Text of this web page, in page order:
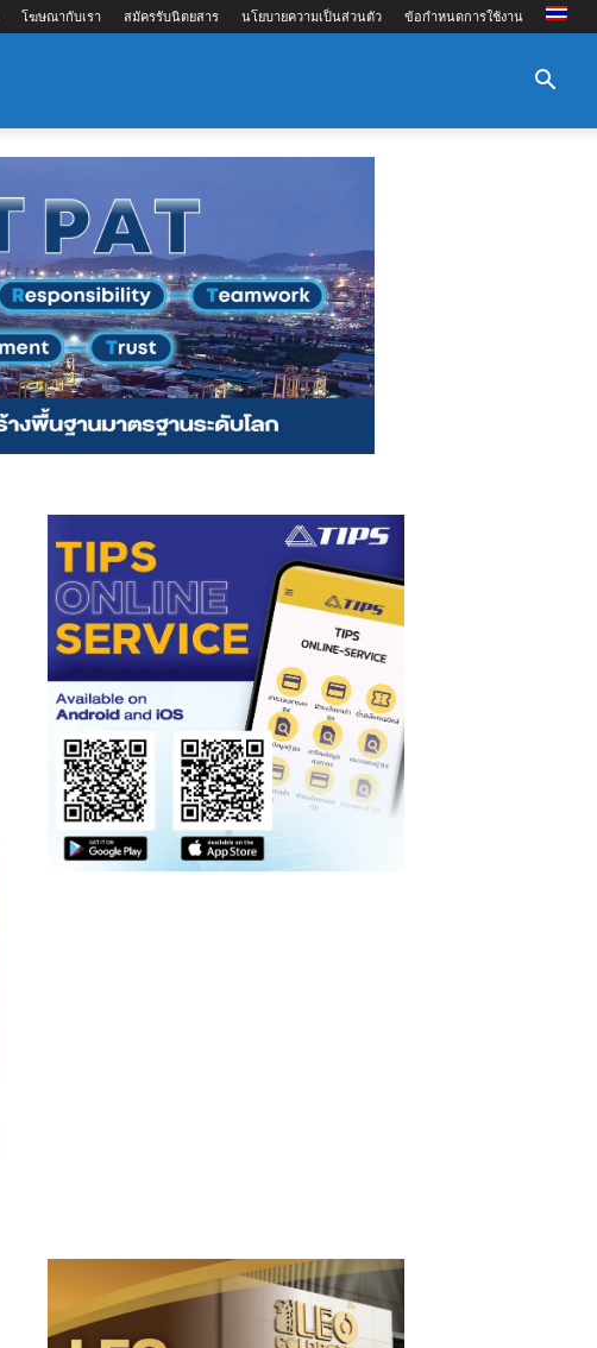
โฆษณากับเรา สมัครรับนิตยสาร นโยบายความเป็นส่วนตัว ข้อกำหนดการใช้งาน